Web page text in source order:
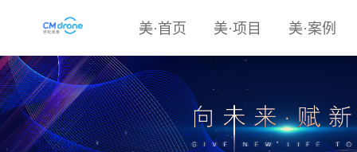
美·首页 美·项目 美·案例